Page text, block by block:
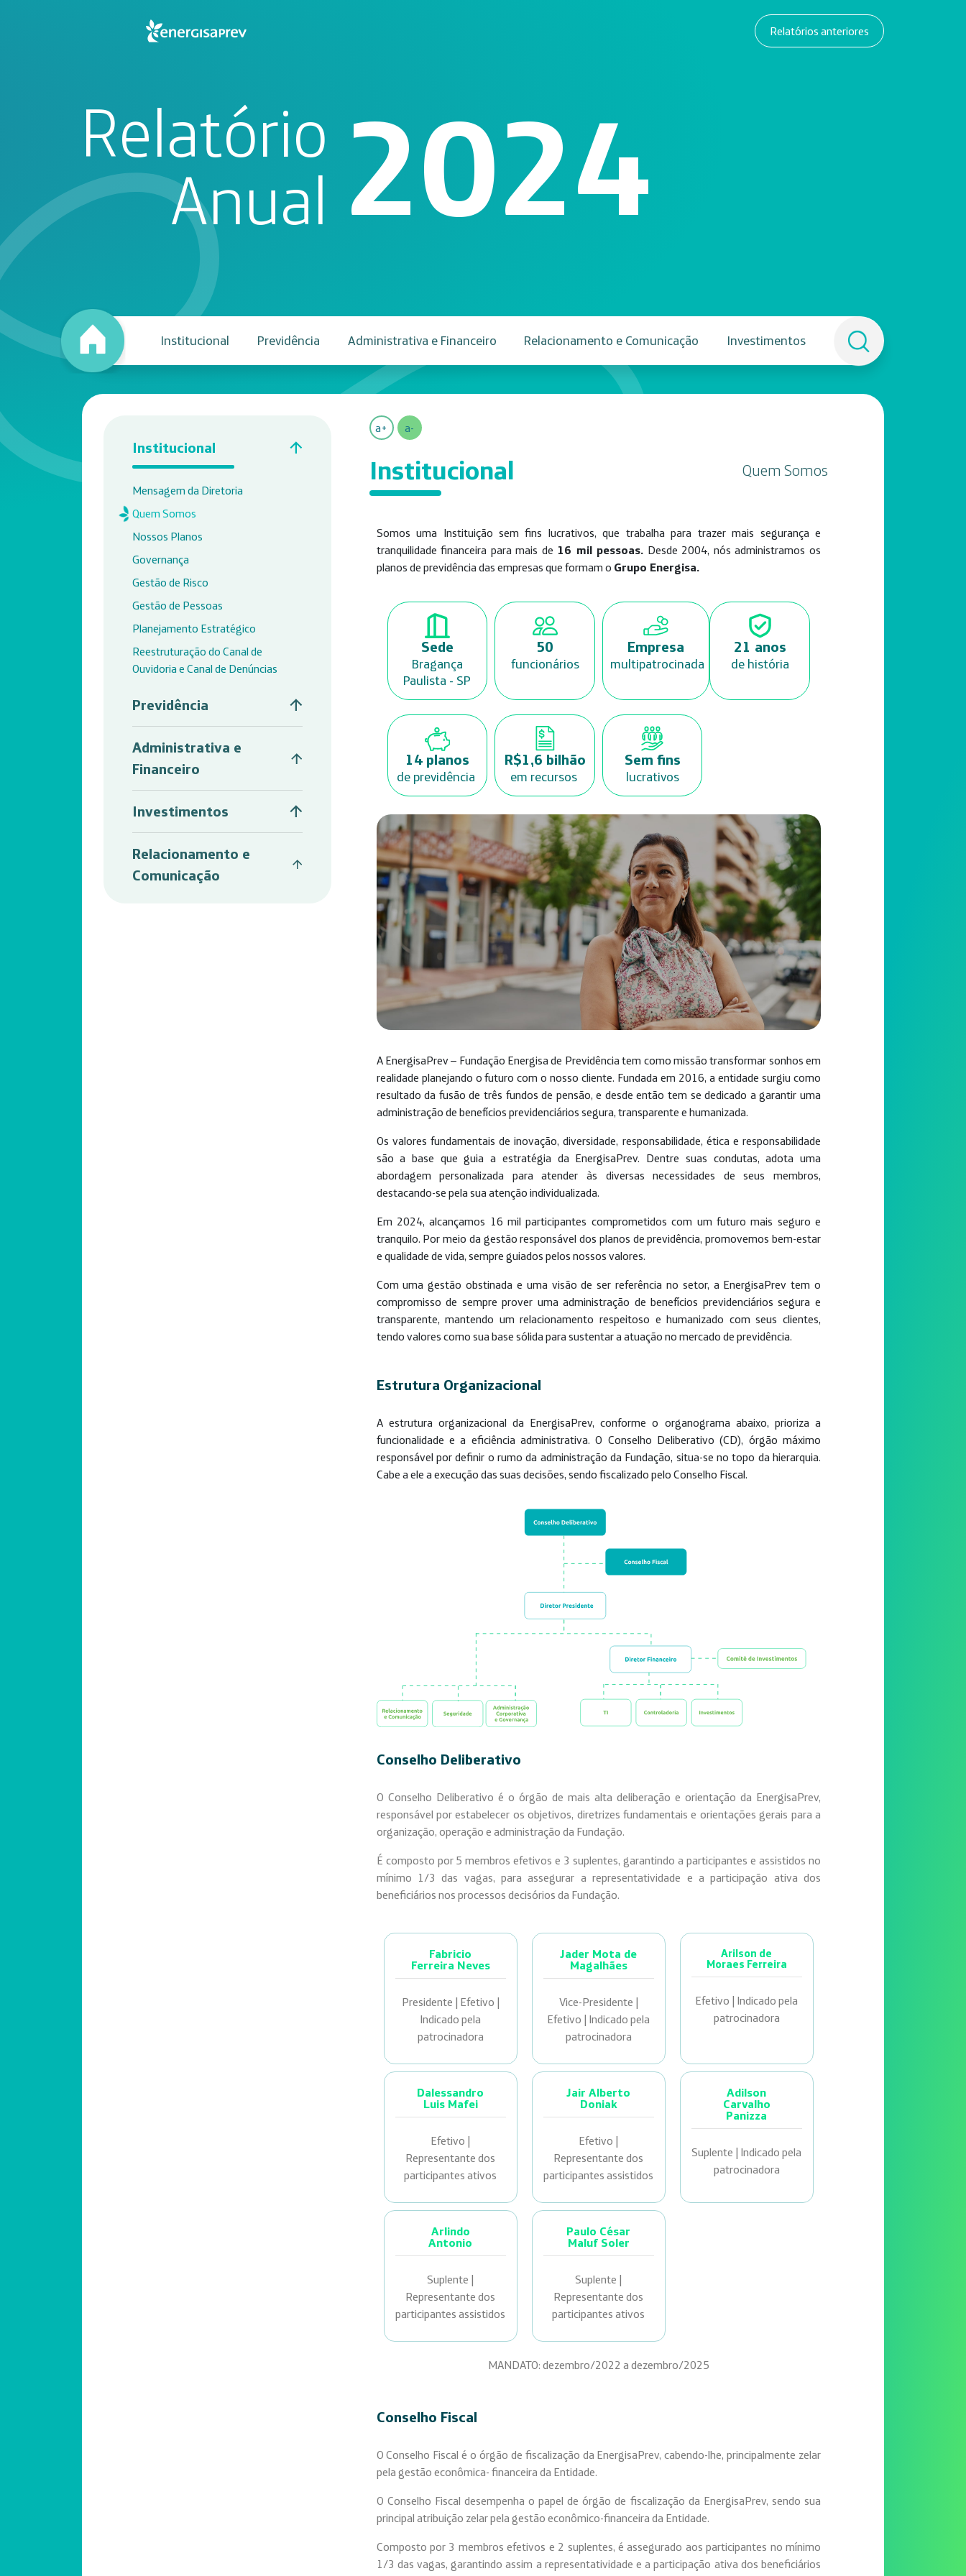
Relatórios anteriores
Relatório
Anual 2024
Institucional Previdência Administrativa e Financeiro Relacionamento e Comunicação Investimentos
Institucional
Mensagem da Diretoria
Quem Somos
Nossos Planos
Governança
Gestão de Risco
Gestão de Pessoas
Planejamento Estratégico
Reestruturação do Canal de
Ouvidoria e Canal de Denúncias
Previdência
Administrativa e
Financeiro
Investimentos
Relacionamento e
Comunicação
a+ a-
Institucional Quem Somos
Somos uma Instituição sem fins lucrativos, que trabalha para trazer mais segurança e
tranquilidade financeira para mais de 16 mil pessoas. Desde 2004, nós administramos os
planos de previdência das empresas que formam o Grupo Energisa.
Sede
Bragança
Paulista - SP
50
funcionários
Empresa
multipatrocinada
21 anos
de história
14 planos
de previdência
R$1,6 bilhão
em recursos
Sem fins
lucrativos
A EnergisaPrev – Fundação Energisa de Previdência tem como missão transformar sonhos em
realidade planejando o futuro com o nosso cliente. Fundada em 2016, a entidade surgiu como
resultado da fusão de três fundos de pensão, e desde então tem se dedicado a garantir uma
administração de benefícios previdenciários segura, transparente e humanizada.
Os valores fundamentais de inovação, diversidade, responsabilidade, ética e responsabilidade
são a base que guia a estratégia da EnergisaPrev. Dentre suas condutas, adota uma
abordagem personalizada para atender às diversas necessidades de seus membros,
destacando-se pela sua atenção individualizada.
Em 2024, alcançamos 16 mil participantes comprometidos com um futuro mais seguro e
tranquilo. Por meio da gestão responsável dos planos de previdência, promovemos bem-estar
e qualidade de vida, sempre guiados pelos nossos valores.
Com uma gestão obstinada e uma visão de ser referência no setor, a EnergisaPrev tem o
compromisso de sempre prover uma administração de benefícios previdenciários segura e
transparente, mantendo um relacionamento respeitoso e humanizado com seus clientes,
tendo valores como sua base sólida para sustentar a atuação no mercado de previdência.
Estrutura Organizacional
A estrutura organizacional da EnergisaPrev, conforme o organograma abaixo, prioriza a
funcionalidade e a eficiência administrativa. O Conselho Deliberativo (CD), órgão máximo
responsável por definir o rumo da administração da Fundação, situa-se no topo da hierarquia.
Cabe a ele a execução das suas decisões, sendo fiscalizado pelo Conselho Fiscal.
Conselho Deliberativo
O Conselho Deliberativo é o órgão de mais alta deliberação e orientação da EnergisaPrev,
responsável por estabelecer os objetivos, diretrizes fundamentais e orientações gerais para a
organização, operação e administração da Fundação.
É composto por 5 membros efetivos e 3 suplentes, garantindo a participantes e assistidos no
mínimo 1/3 das vagas, para assegurar a representatividade e a participação ativa dos
beneficiários nos processos decisórios da Fundação.
Fabricio
Ferreira Neves
Presidente | Efetivo |
Indicado pela
patrocinadora
Jader Mota de
Magalhães
Vice-Presidente |
Efetivo | Indicado pela
patrocinadora
Arilson de
Moraes Ferreira
Efetivo | Indicado pela
patrocinadora
Dalessandro
Luis Mafei
Efetivo |
Representante dos
participantes ativos
Jair Alberto
Doniak
Efetivo |
Representante dos
participantes assistidos
Adilson
Carvalho
Panizza
Suplente | Indicado pela
patrocinadora
Arlindo
Antonio
Suplente |
Representante dos
participantes assistidos
Paulo César
Maluf Soler
Suplente |
Representante dos
participantes ativos
MANDATO: dezembro/2022 a dezembro/2025
Conselho Fiscal
O Conselho Fiscal é o órgão de fiscalização da EnergisaPrev, cabendo-lhe, principalmente zelar
pela gestão econômica- financeira da Entidade.
O Conselho Fiscal desempenha o papel de órgão de fiscalização da EnergisaPrev, sendo sua
principal atribuição zelar pela gestão econômico-financeira da Entidade.
Composto por 3 membros efetivos e 2 suplentes, é assegurado aos participantes no mínimo
1/3 das vagas, garantindo assim a representatividade e a participação ativa dos beneficiários